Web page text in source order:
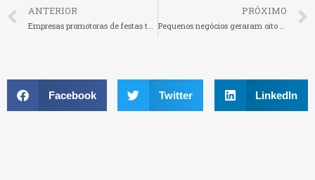
ANTERIOR
Empresas promotoras de festas têm direito à isenção de impostos
PRÓXIMO
Pequenos negócios geraram oito em cada dez empregos em abril
Facebook Twitter LinkedIn